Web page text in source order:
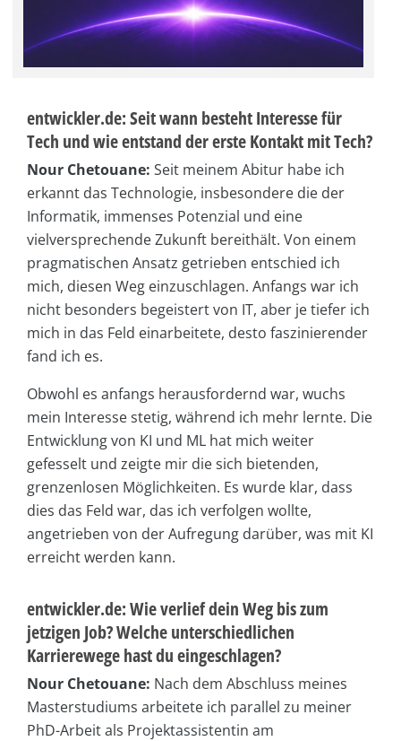
entwickler.de: Seit wann besteht Interesse für
Tech und wie entstand der erste Kontakt mit Tech?
Nour Chetouane: Seit meinem Abitur habe ich
erkannt das Technologie, insbesondere die der
Informatik, immenses Potenzial und eine
vielversprechende Zukunft bereithält. Von einem
pragmatischen Ansatz getrieben entschied ich
mich, diesen Weg einzuschlagen. Anfangs war ich
nicht besonders begeistert von IT, aber je tiefer ich
mich in das Feld einarbeitete, desto faszinierender
fand ich es.
Obwohl es anfangs herausfordernd war, wuchs
mein Interesse stetig, während ich mehr lernte. Die
Entwicklung von KI und ML hat mich weiter
gefesselt und zeigte mir die sich bietenden,
grenzenlosen Möglichkeiten. Es wurde klar, dass
dies das Feld war, das ich verfolgen wollte,
angetrieben von der Aufregung darüber, was mit KI
erreicht werden kann.
entwickler.de: Wie verlief dein Weg bis zum
jetzigen Job? Welche unterschiedlichen
Karrierewege hast du eingeschlagen?
Nour Chetouane: Nach dem Abschluss meines
Masterstudiums arbeitete ich parallel zu meiner
PhD-Arbeit als Projektassistentin am